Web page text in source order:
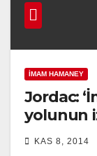
İMAM HAMANEY
Jordac:
yolunun
KAS 8, 2014